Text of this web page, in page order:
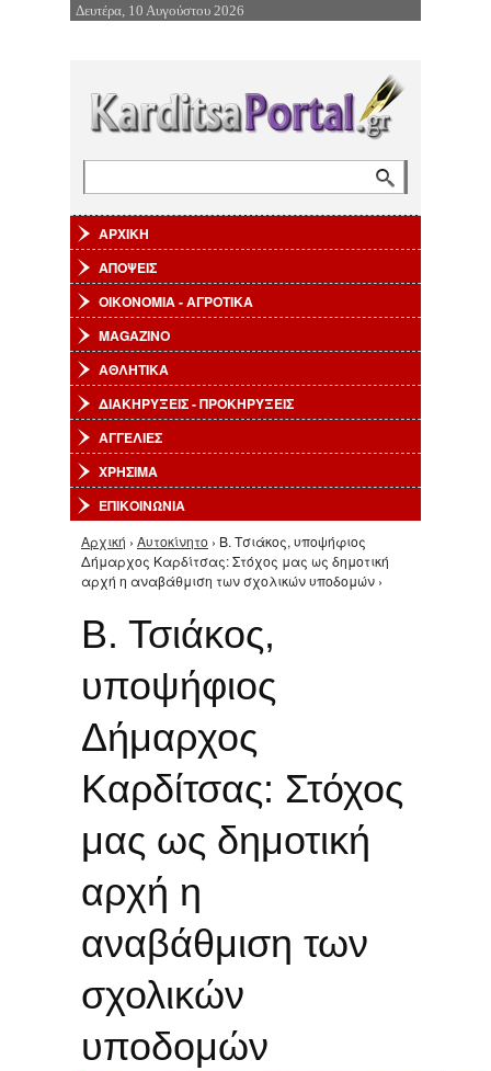
Επιστροφή στην Πλοήγηση
Δευτέρα, 10 Αυγούστου 2026
ΑΡΧΙΚΗ
ΑΠΟΨΕΙΣ
ΟΙΚΟΝΟΜΙΑ - ΑΓΡΟΤΙΚΑ
MAGAZINO
ΑΘΛΗΤΙΚΑ
ΔΙΑΚΗΡΥΞΕΙΣ - ΠΡΟΚΗΡΥΞΕΙΣ
ΑΓΓΕΛΙΕΣ
ΧΡΗΣΙΜΑ
ΕΠΙΚΟΙΝΩΝΙΑ
Είστε εδώ
Αρχική › Αυτοκίνητο › Β. Τσιάκος, υποψήφιος
Δήμαρχος Καρδίτσας: Στόχος μας ως δημοτική
αρχή η αναβάθμιση των σχολικών υποδομών ›
Β. Τσιάκος,
υποψήφιος
Δήμαρχος
Καρδίτσας: Στόχος
μας ως δημοτική
αρχή η
αναβάθμιση των
σχολικών
υποδομών